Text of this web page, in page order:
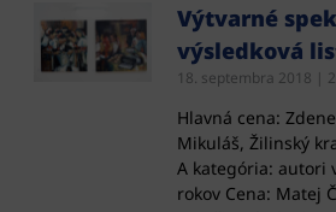
Výtvarné
výsledková
18. septembra 2018
Hlavná cena:
Mikuláš, Žilinský
A kategória: autori
rokov Cena: Matej